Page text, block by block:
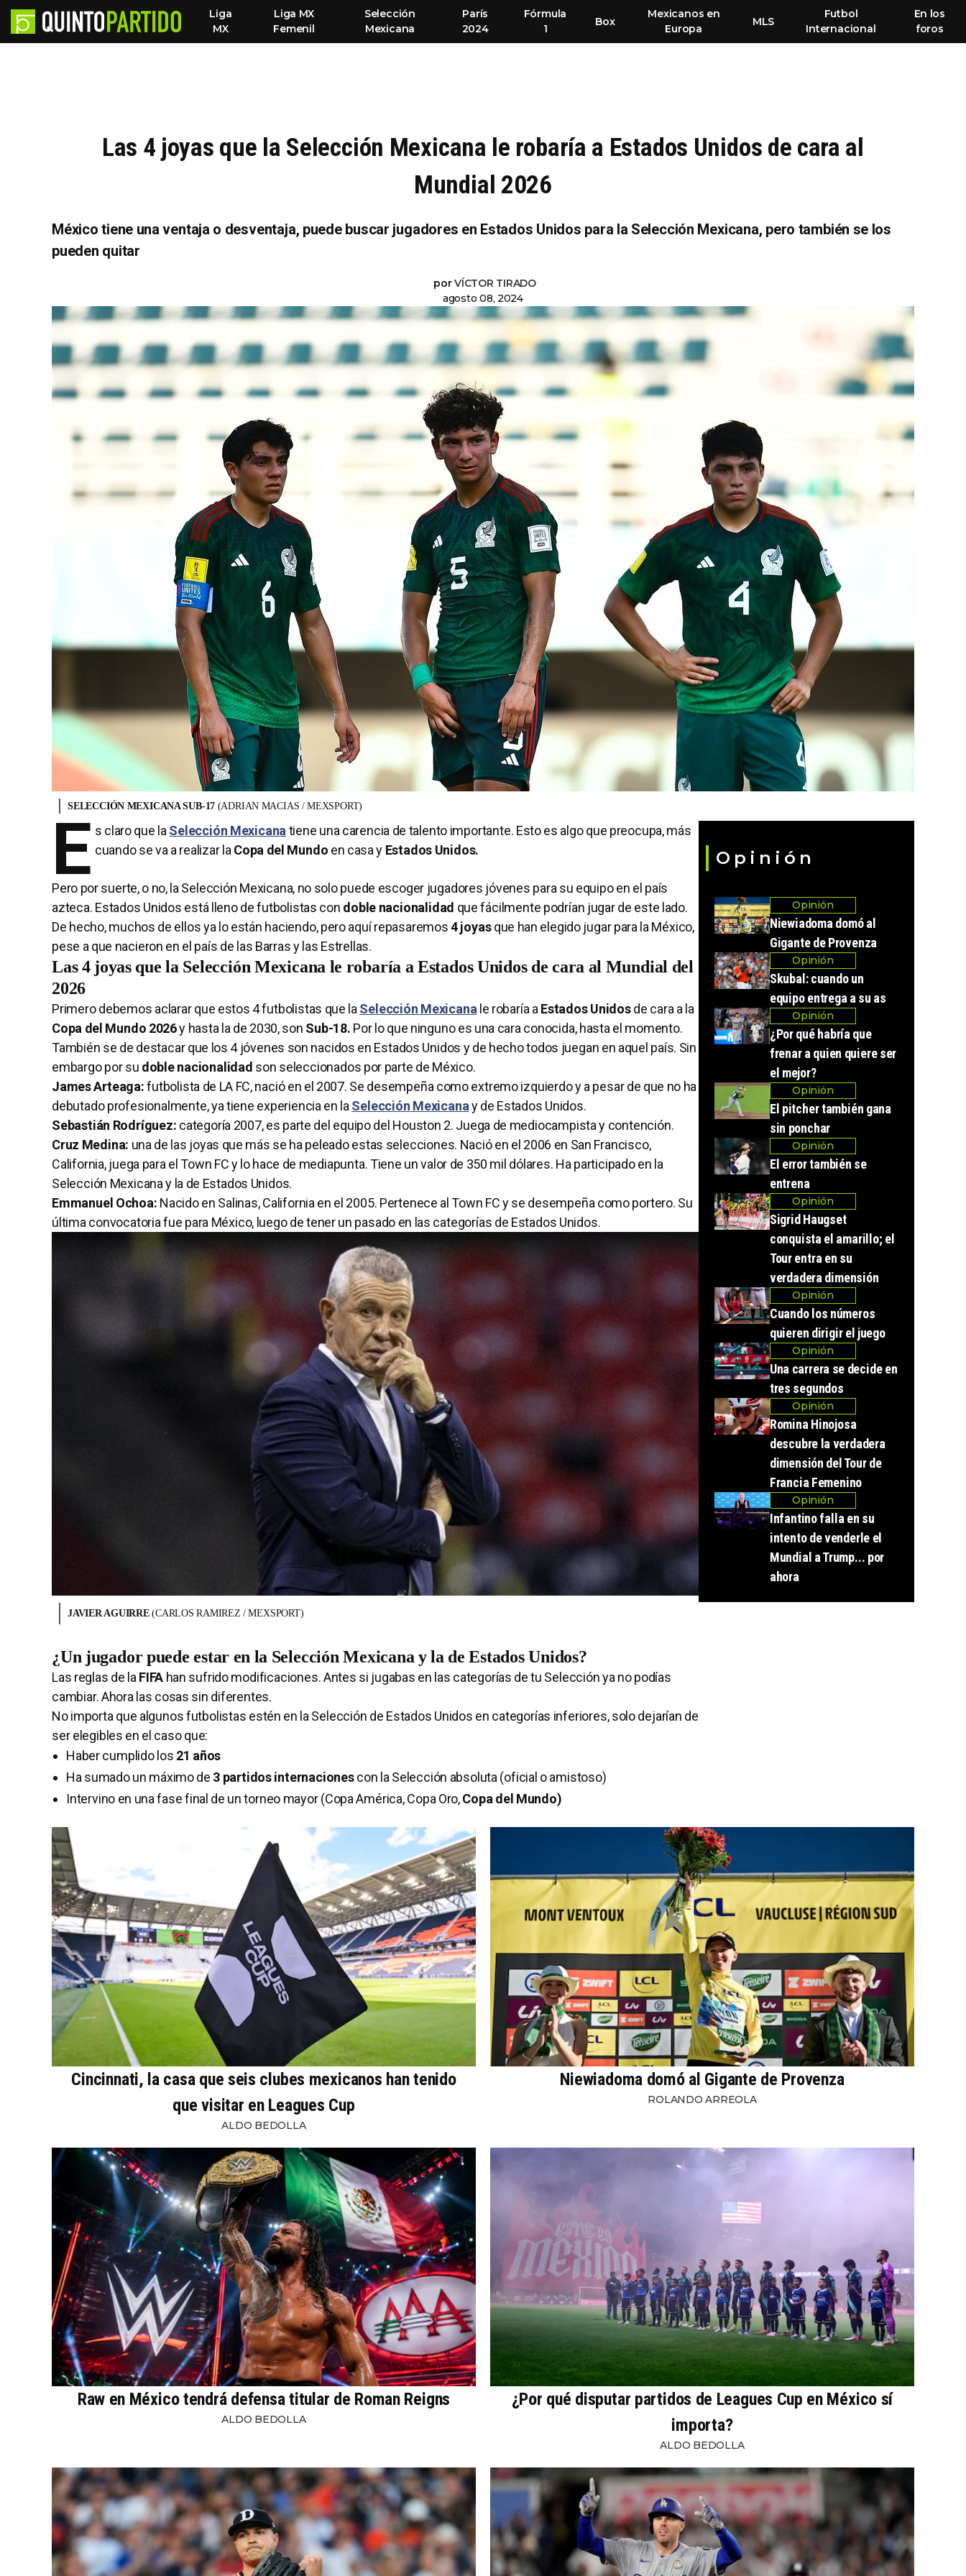
Liga
MX
Liga MX
Femenil
Selección
Mexicana
París
2024
Fórmula
1
Box
Mexicanos en
Europa
MLS
Futbol
Internacional
En los
foros
Las 4 joyas que la Selección Mexicana le robaría a Estados Unidos de cara al
Mundial 2026
México tiene una ventaja o desventaja, puede buscar jugadores en Estados Unidos para la Selección Mexicana, pero también se los
pueden quitar
porVÍCTOR TIRADO
agosto 08, 2024
SELECCIÓN MEXICANA SUB-17 (ADRIAN MACIAS / MEXSPORT)
E s claro que la Selección Mexicana tiene una carencia de talento importante. Esto es algo que preocupa, más
cuando se va a realizar la Copa del Mundo en casa y Estados Unidos.
Pero por suerte, o no, la Selección Mexicana, no solo puede escoger jugadores jóvenes para su equipo en el país
azteca. Estados Unidos está lleno de futbolistas con doble nacionalidad que fácilmente podrían jugar de este lado.
De hecho, muchos de ellos ya lo están haciendo, pero aquí repasaremos4 joyasque han elegido jugar para la México,
pese a que nacieron en el país de las Barras y las Estrellas.
Las 4 joyas que la Selección Mexicana le robaría a Estados Unidos de cara al Mundial del
2026
Primero debemos aclarar que estos 4 futbolistas que la Selección Mexicana le robaría a Estados Unidosde cara a la
Copa del Mundo 2026y hasta la de 2030, son Sub-18. Por lo que ninguno es una cara conocida, hasta el momento.
También se de destacar que los 4 jóvenes son nacidos en Estados Unidos y de hecho todos juegan en aquel país. Sin
embargo por su doble nacionalidad son seleccionados por parte de México.
James Arteaga:futbolista de LA FC, nació en el 2007. Se desempeña como extremo izquierdo y a pesar de que no ha
debutado profesionalmente, ya tiene experiencia en la Selección Mexicanay de Estados Unidos.
Sebastián Rodríguez: categoría 2007, es parte del equipo del Houston 2. Juega de mediocampista y contención.
Cruz Medina: una de las joyas que más se ha peleado estas selecciones. Nació en el 2006 en San Francisco,
California, juega para el Town FC y lo hace de mediapunta. Tiene un valor de 350 mil dólares. Ha participado en la
Selección Mexicana y la de Estados Unidos.
Emmanuel Ochoa: Nacido en Salinas, California en el 2005. Pertenece al Town FC y se desempeña como portero. Su
última convocatoria fue para México, luego de tener un pasado en las categorías de Estados Unidos.
JAVIER AGUIRRE(CARLOS RAMIREZ / MEXSPORT)
¿Un jugador puede estar en la Selección Mexicana y la de Estados Unidos?
Las reglas de laFIFA han sufrido modificaciones. Antes si jugabas en las categorías de tu Selección ya no podías
cambiar. Ahora las cosas sin diferentes.
No importa que algunos futbolistas estén en la Selección de Estados Unidos en categorías inferiores, solo dejarían de
ser elegibles en el caso que:
Haber cumplido los 21 años
Ha sumado un máximo de 3 partidos internacionescon la Selección absoluta (oficial o amistoso)
Intervino en una fase final de un torneo mayor (Copa América, Copa Oro,Copa del Mundo)
Opinión
Opinión
Niewiadoma domó al
Gigante de Provenza
Opinión
Skubal: cuando un
equipo entrega a su as
Opinión
¿Por qué habría que
frenar a quien quiere ser
el mejor?
Opinión
El pitcher también gana
sin ponchar
Opinión
El error también se
entrena
Opinión
Sigrid Haugset
conquista el amarillo; el
Tour entra en su
verdadera dimensión
Opinión
Cuando los números
quieren dirigir el juego
Opinión
Una carrera se decide en
tres segundos
Opinión
Romina Hinojosa
descubre la verdadera
dimensión del Tour de
Francia Femenino
Opinión
Infantino falla en su
intento de venderle el
Mundial a Trump... por
ahora
Cincinnati, la casa que seis clubes mexicanos han tenido
que visitar en Leagues Cup
ALDO BEDOLLA
Niewiadoma domó al Gigante de Provenza
ROLANDO ARREOLA
Raw en México tendrá defensa titular de Roman Reigns
ALDO BEDOLLA
¿Por qué disputar partidos de Leagues Cup en México sí
importa?
ALDO BEDOLLA